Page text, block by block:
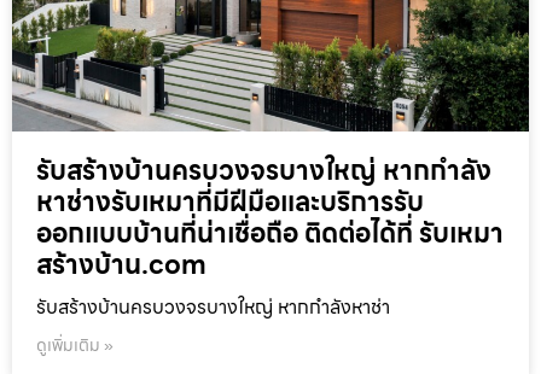
รับสร้างบ้านครบวงจรบางใหญ่ หากกำลัง
หาช่างรับเหมาที่มีฝีมือและบริการรับ
ออกแบบบ้านที่น่าเชื่อถือ ติดต่อได้ที่ รับเหมา
สร้างบ้าน.com
รับสร้างบ้านครบวงจรบางใหญ่ หากกำลังหาช่า
ดูเพิ่มเติม »